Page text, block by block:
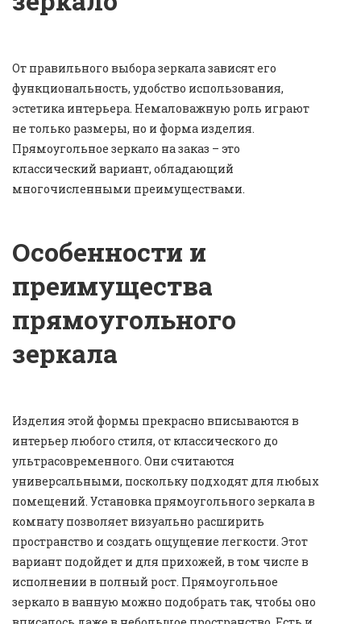
От правильного выбора зеркала зависят его
функциональность, удобство использования,
эстетика интерьера. Немаловажную роль играют
не только размеры, но и форма изделия.
Прямоугольное зеркало на заказ – это
классический вариант, обладающий
многочисленными преимуществами.
Особенности и
преимущества
прямоугольного
зеркала
Изделия этой формы прекрасно вписываются в
интерьер любого стиля, от классического до
ультрасовременного. Они считаются
универсальными, поскольку подходят для любых
помещений. Установка прямоугольного зеркала в
комнату позволяет визуально расширить
пространство и создать ощущение легкости. Этот
вариант подойдет и для прихожей, в том числе в
исполнении в полный рост. Прямоугольное
зеркало в ванную можно подобрать так, чтобы оно